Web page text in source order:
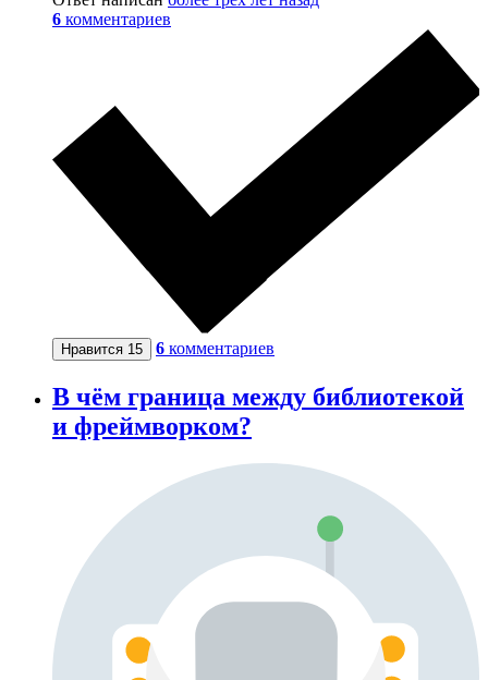
6 комментариев
Нравится 15 6 комментариев
В чём граница между библиотекой
и фреймворком?